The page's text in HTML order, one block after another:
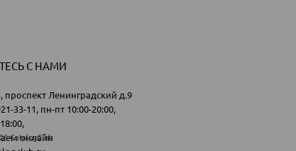
С НАМИ
проспект Ленинградский д.9
33-11, пн-пт 10:00-20:00,
онлайн
CatalogClub